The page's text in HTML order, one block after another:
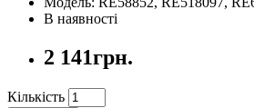
В наявності
2 141грн.
Кількість